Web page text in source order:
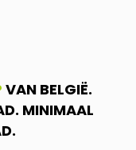
VAN BELGIË.
MINIMAAL